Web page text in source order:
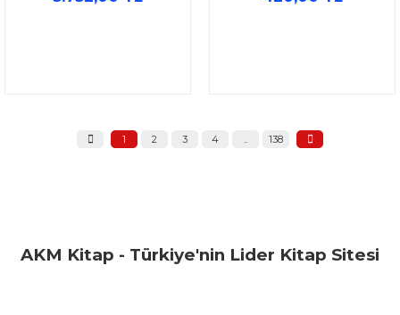
1 2 3 4 .. 138
AKM Kitap - Türkiye'nin Lider Kitap Sitesi